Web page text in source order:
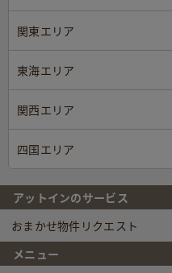
関東エリア
東海エリア
関西エリア
四国エリア
アットインのサービス
おまかせ物件リクエスト
メニュー